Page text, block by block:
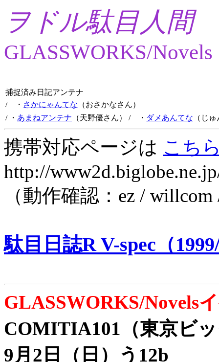
ヲドル駄目人間
GLASSWORKS/Novels
捕捉済み日記アンテナ
/ ・ さかにゃんてな （おさかなさん）
/ ・ あまねアンテナ （天野優さん） / ・ ダメあんてな （じ
携帯対応ページは こち
http://
（動作確認：ez /
駄目日誌R V-spec（
GLASSWORKS/Novels
COMITIA101（東京ビ
9月2日（日）う12b